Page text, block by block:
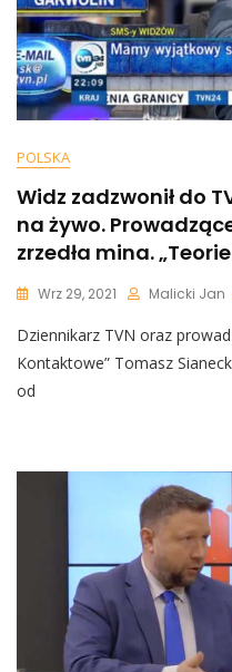
POLSKA
Widz zadzwonił do
na żywo.
zrzedła mina.
Wrz 29, 2021 Malicki Jan
Dziennikarz TVN oraz
Kontaktowe” Tomasz
od